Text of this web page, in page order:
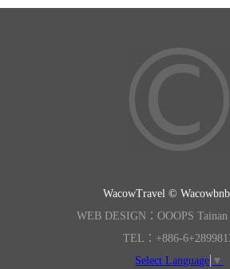
WacowTravel ©
WEB DESIGN：OOOPS Tainan
TEL：+886-
Select Language ▼